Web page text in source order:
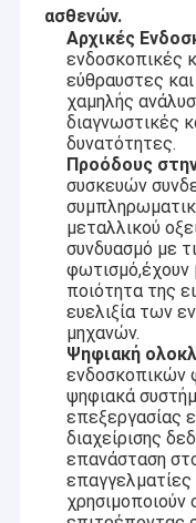
Εμφάνιση VR
Σχετικά με εμάς
Γύρος
Ποιοτικός
επαφή
Νέα
Όλες οι
Ζητήστε ένα
Ενότητες
Ενότητα καμερών
ασθενών.
Αρχικές
ενδοσκοπικές
εύθραυστες
χαμηλής
διαγνωστικές
δυνατότητες.
Προόδους
συσκευών
μεταλλικού
συνδυασμό με
φωτισμό,έχουν
ποιότητα της
ευελιξία των
μηχανών.
Ψηφιακή
ενδοσκοπικών
ψηφιακά
επεξεργασίας
διαχείρισης
επανάσταση
επαγγελματίες
χρησιμοποιούν
ανταγωνιστικότερη τιμή
Αυτή τη στιγμή, τα
καμερών USB, την
DVP, την κινητή
καμερών
αυτοκινήτων και τα
διαφορετικές περιοχές
φορετή συσκευή, την
βιομηχανικό, agrotechny,
μηχανική όραση, την
Οποιοδήποτε προϊόν
να βρούμε την